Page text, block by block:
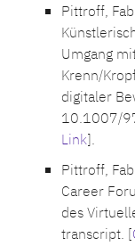
Pittroff,
Umgang
Krenn/
digitaler
10.1007/
Link].
Pittroff,
Career
des
transcript. [